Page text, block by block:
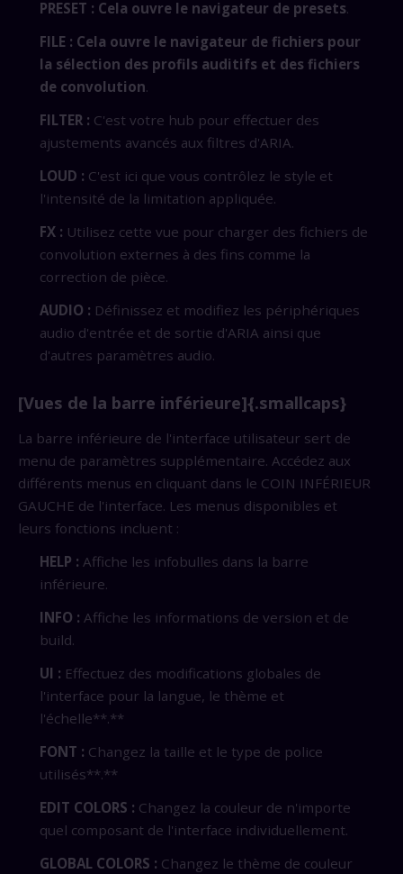
PRESET : Cela ouvre le navigateur de presets.
FILE : Cela ouvre le navigateur de fichiers pour
la sélection des profils auditifs et des fichiers
de convolution.
FILTER : C'est votre hub pour effectuer des
ajustements avancés aux filtres d'ARIA.
LOUD : C'est ici que vous contrôlez le style et
l'intensité de la limitation appliquée.
FX : Utilisez cette vue pour charger des fichiers de
convolution externes à des fins comme la
correction de pièce.
AUDIO : Définissez et modifiez les périphériques
audio d'entrée et de sortie d'ARIA ainsi que
d'autres paramètres audio.
[Vues de la barre inférieure]{.smallcaps}
La barre inférieure de l'interface utilisateur sert de
menu de paramètres supplémentaire. Accédez aux
différents menus en cliquant dans le COIN INFÉRIEUR
GAUCHE de l'interface. Les menus disponibles et
leurs fonctions incluent :
HELP : Affiche les infobulles dans la barre
inférieure.
INFO : Affiche les informations de version et de
build.
UI : Effectuez des modifications globales de
l'interface pour la langue, le thème et
l'échelle**.**
FONT : Changez la taille et le type de police
utilisés**.**
EDIT COLORS : Changez la couleur de n'importe
quel composant de l'interface individuellement.
GLOBAL COLORS : Changez le thème de couleur